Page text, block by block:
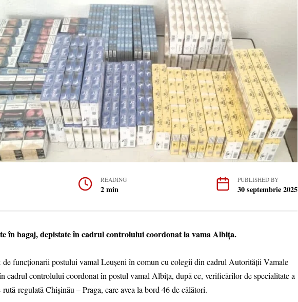
READING
2 min
PUBLISHED BY
30 septembrie 2025
în bagaj, depistate în cadrul controlului coordonat la vama Albița.
de funcționarii postului vamal Leușeni în comun cu colegii din cadrul Autorității Vamale
cadrul controlului coordonat în postul vamal Albița, după ce, verificărilor de specialitate a
regulată Chișinău – Praga, care avea la bord 46 de călători.